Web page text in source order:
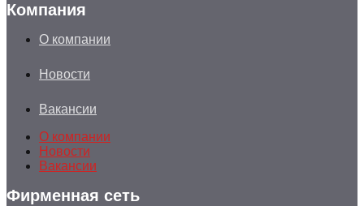
Компания
О компании
Новости
Вакансии
О компании
Новости
Вакансии
Фирменная сеть